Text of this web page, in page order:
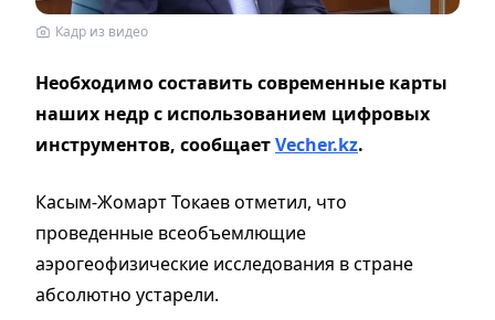
Кадр из видео
Необходимо составить современные карты
наших недр с использованием цифровых
инструментов, сообщаетVecher.kz.
Касым-Жомарт Токаев отметил, что
проведенные всеобъемлющие
аэрогеофизические исследования в стране
абсолютно устарели.